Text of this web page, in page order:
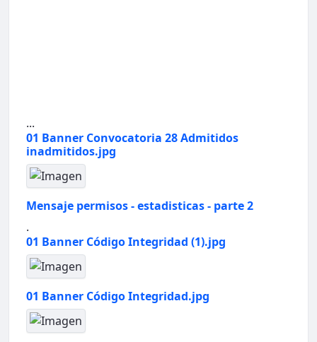
...
01 Banner Convocatoria 28 Admitidos
inadmitidos.jpg
Mensaje permisos - estadisticas - parte 2
.
01 Banner Código Integridad (1).jpg
01 Banner Código Integridad.jpg